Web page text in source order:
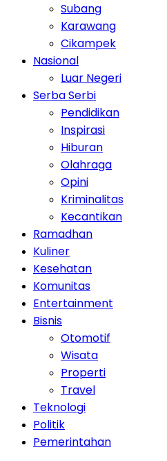
Subang
Karawang
Cikampek
Nasional
Luar Negeri
Serba Serbi
Pendidikan
Inspirasi
Hiburan
Olahraga
Opini
Kriminalitas
Kecantikan
Ramadhan
Kuliner
Kesehatan
Komunitas
Entertainment
Bisnis
Otomotif
Wisata
Properti
Travel
Teknologi
Politik
Pemerintahan